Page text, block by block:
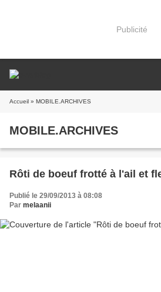
Publicité
Accueil » MOBILE.ARCHIVES
MOBILE.ARCHIVES
Rôti de boeuf frotté à l'ail et
Publié le 29/09/2013 à 08:08
Par melaanii